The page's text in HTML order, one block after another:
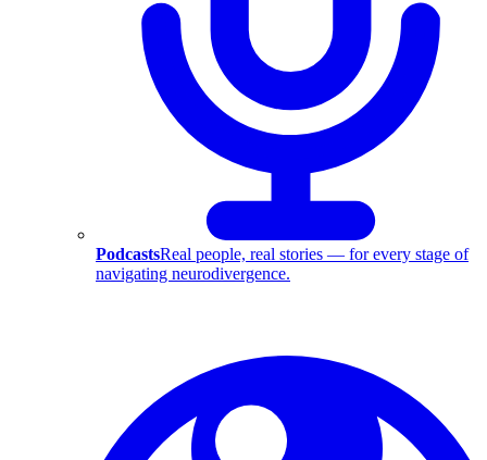
PodcastsReal people, real stories — for every stage of
navigating neurodivergence.